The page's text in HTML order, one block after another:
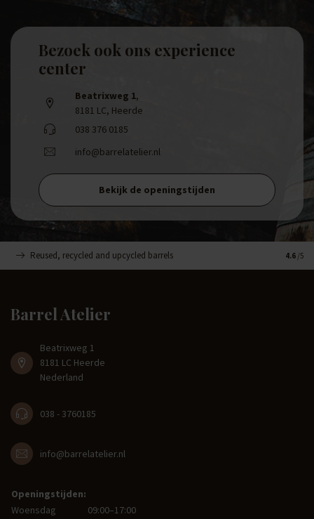
Bezoek ook ons experience
center
Beatrixweg 1,
8181 LC, Heerde
038 376 0185
info@barrelatelier.nl
Bekijk de openingstijden
Reused, recycled and upcycled barrels 4.6 /5
Barrel Atelier
Beatrixweg 1
8181 LC Heerde
Nederland
038 - 3760185
info@barrelatelier.nl
Openingstijden:
Woensdag
09:00–17:00